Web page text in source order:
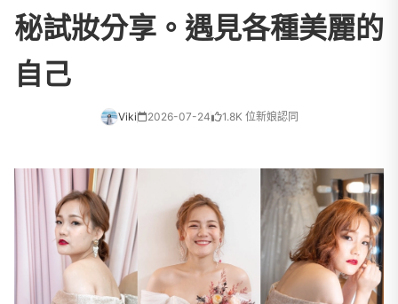
秘試妝分享。遇見各種美麗的
自己
Viki 2026-07-24 1.8K 位新娘認同